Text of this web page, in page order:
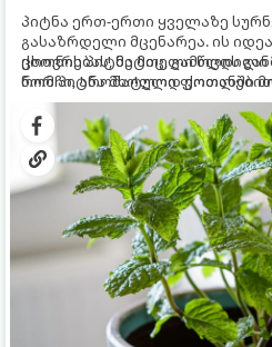
პიტნა ერთ-ერთი ყველაზე
გასაზრდელი მცენარეა. ის
ცხოვრებას, მეტიც, გამოცდილი
რომ პიტნა მხოლოდ ქოთანში
გრუნტში (ბაღში) დარგვისას
სწრაფად ვრცელდება და სხვა
ქოთნის პიტნა მთელი წლის
ნორჩი, არომატული ფოთლებით
კერძებისთვის.